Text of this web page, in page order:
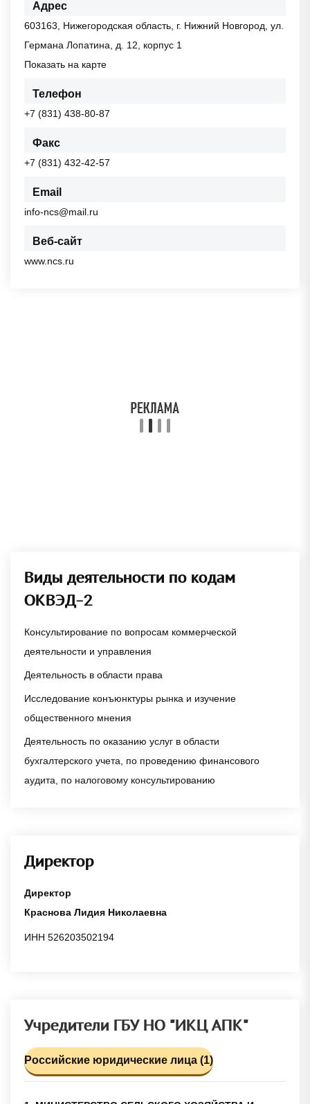
Адрес
603163, Нижегородская область, г. Нижний Новгород, ул.
Германа Лопатина, д. 12, корпус 1
Показать на карте
Телефон
+7 (831) 438-80-87
Факс
+7 (831) 432-42-57
Email
info-ncs@mail.ru
Веб-сайт
www.ncs.ru
Виды деятельности по кодам
ОКВЭД-2
Консультирование по вопросам коммерческой
деятельности и управления
Деятельность в области права
Исследование конъюнктуры рынка и изучение
общественного мнения
Деятельность по оказанию услуг в области
бухгалтерского учета, по проведению финансового
аудита, по налоговому консультированию
Директор
Директор
Краснова Лидия Николаевна
ИНН 526203502194
Учредители ГБУ НО "ИКЦ АПК"
Российские юридические лица (1)